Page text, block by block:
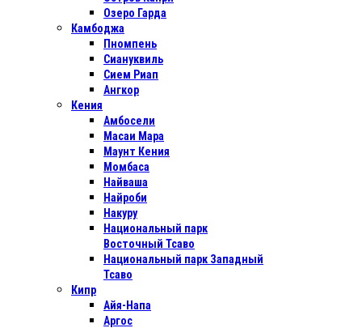
Озеро Гарда
Камбоджа
Пномпень
Сиануквиль
Сием Риап
Ангкор
Кения
Амбосели
Масаи Мара
Маунт Кения
Момбаса
Найваша
Найроби
Накуру
Национальный парк
Восточный Тсаво
Национальный парк Западный
Тсаво
Кипр
Айя-Напа
Аргос